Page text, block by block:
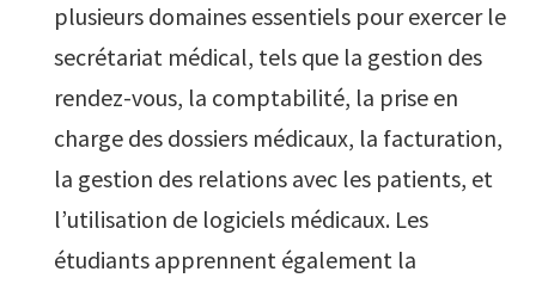
plusieurs domaines essentiels pour exercer le
secrétariat médical, tels que la gestion des
rendez-vous, la comptabilité, la prise en
charge des dossiers médicaux, la facturation,
la gestion des relations avec les patients, et
l’utilisation de logiciels médicaux. Les
étudiants apprennent également la